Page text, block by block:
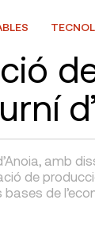
amb
de
de